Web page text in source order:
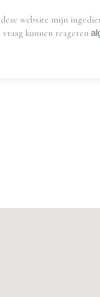
website mijn
kunnen reageren